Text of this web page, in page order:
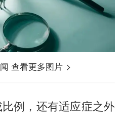
查看更多图片
例，还有适应症之外